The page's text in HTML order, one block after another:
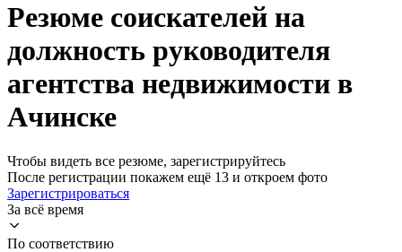
Резюме соискателей на
должность руководителя
агентства недвижимости в
Ачинске
Чтобы видеть все резюме, зарегистрируйтесь
После регистрации покажем ещё 13 и откроем фото
Зарегистрироваться
За всё время
По соответствию